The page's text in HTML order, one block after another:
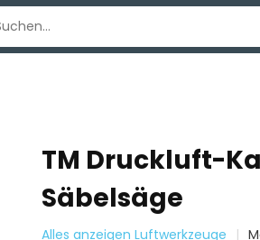
TM Druckluft-
Säbelsäge
Alles anzeigen Luftwerkzeuge